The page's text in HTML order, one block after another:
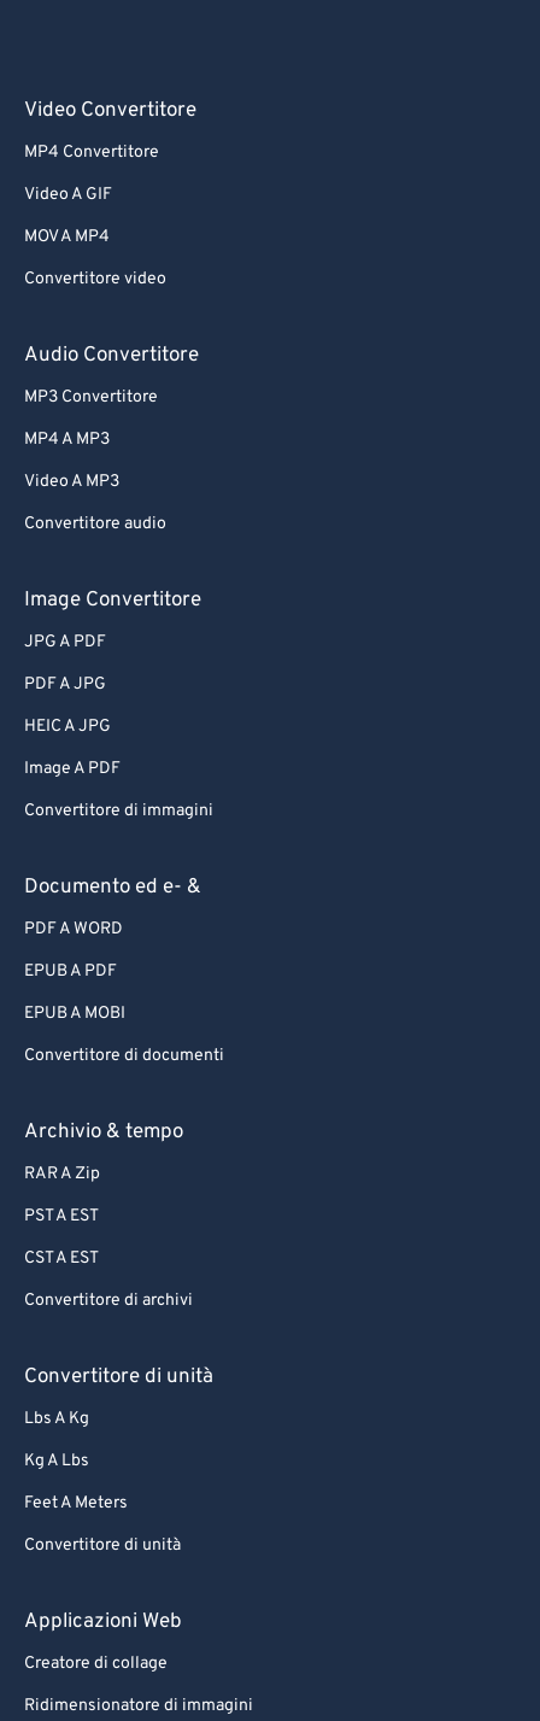
Video Convertitore
MP4 Convertitore
Video A GIF
MOV A MP4
Convertitore video
Audio Convertitore
MP3 Convertitore
MP4 A MP3
Video A MP3
Convertitore audio
Image Convertitore
JPG A PDF
PDF A JPG
HEIC A JPG
Image A PDF
Convertitore di immagini
Documento ed e- &
PDF A WORD
EPUB A PDF
EPUB A MOBI
Convertitore di documenti
Archivio & tempo
RAR A Zip
PST A EST
CST A EST
Convertitore di archivi
Convertitore di unità
Lbs A Kg
Kg A Lbs
Feet A Meters
Convertitore di unità
Applicazioni Web
Creatore di collage
Ridimensionatore di immagini